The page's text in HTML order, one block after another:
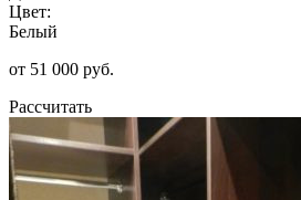
Цвет:
Белый
от 51 000 руб.
Рассчитать